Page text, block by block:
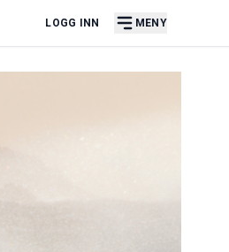
LOGG INN MENY